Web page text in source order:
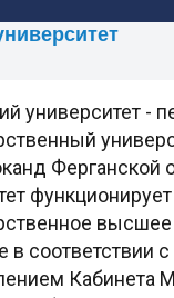
университет -
Ферганской
функционирует
в соответствии с
Кабинета